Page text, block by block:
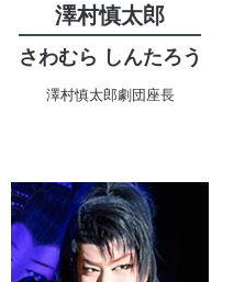
澤村慎太郎
さわむら しんたろう
澤村慎太郎劇団 座長